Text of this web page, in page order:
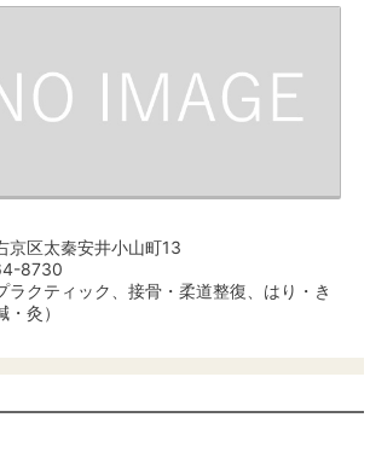
京区太秦安井小山町13
8730
ラクティック、接骨・柔道整復、はり・き
・灸）